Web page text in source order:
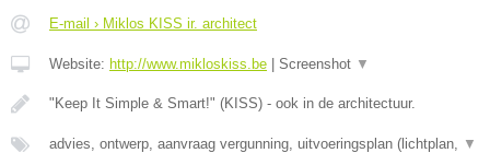
E-mail › Miklos KISS ir. architect
Website: http://www.mikloskiss.be | Screenshot ▼
"Keep It Simple & Smart!" (KISS) - ook in de architectuur.
advies, ontwerp, aanvraag vergunning, uitvoeringsplan (lichtplan, ▼